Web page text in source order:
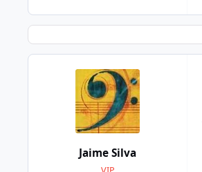
Jaime Silva